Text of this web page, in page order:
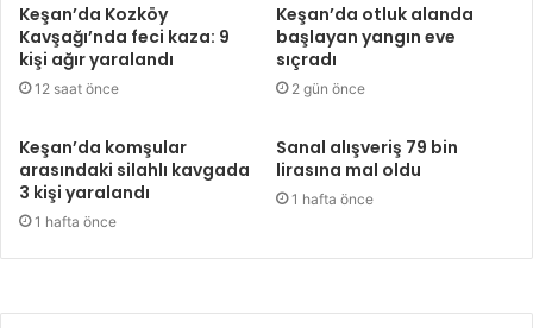
Keşan’da Kozköy
Kavşağı’nda feci kaza: 9
kişi ağır yaralandı
12 saat önce
Keşan’da otluk alanda
başlayan yangın eve
sıçradı
2 gün önce
Keşan’da komşular
arasındaki silahlı kavgada
3 kişi yaralandı
1 hafta önce
Sanal alışveriş 79 bin
lirasına mal oldu
1 hafta önce